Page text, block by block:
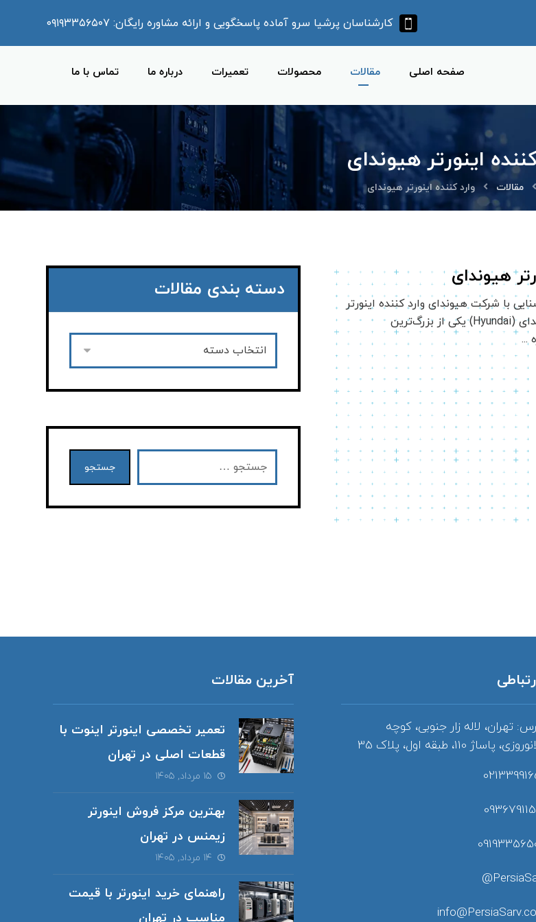
کارشناسان پرشیا سرو آماده پاسخگویی و ارائه مشاوره رایگان: ۰۹۱۹۳۳۵۶۵۰۷
صفحه اصلی مقالات محصولات تعمیرات درباره ما تماس با ما
اینورتر هیوندای
مقالات وارد کننده اینورتر هیوندای
هیوندای
با شرکت هیوندای وارد کننده اینورتر
هیوندای، شرکت هیوندای (Hyundai) یکی از بزرگ‌ترین
دسته بندی مقالات
جستجو
تهران، لاله زار جنوبی، کوچه
پاساژ 110، طبقه اول، پلاک 35
آخرین مقالات
تعمیر تخصصی اینورتر اینوت با
قطعات اصلی در تهران
۱۵ مرداد, ۱۴۰۵
بهترین مرکز فروش اینورتر
زیمنس در تهران
۱۴ مرداد, ۱۴۰۵
راهنمای خرید اینورتر با قیمت
مناسب در تهران